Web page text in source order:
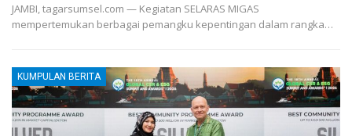
JAMBI, tagarsumsel.com — Kegiatan SELARAS MIGAS
mempertemukan berbagai pemangku kepentingan dalam rangka…
KUMPULAN BERITA